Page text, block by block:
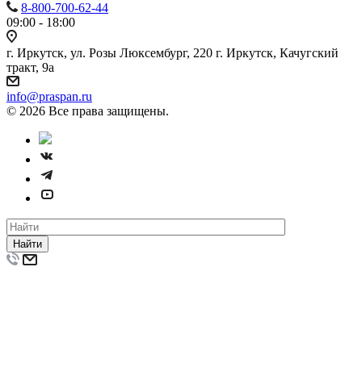
8-800-700-62-44
09:00 - 18:00
г. Иркутск, ул. Розы Люксембург, 220 г. Иркутск, Качугский
тракт, 9а
info@praspan.ru
© 2026 Все права защищены.
Найти